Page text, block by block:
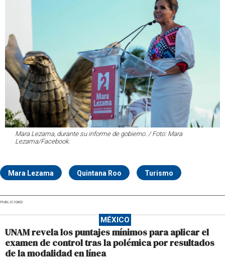
Mara Lezama, durante su informe de gobierno. / Foto: Mara
Lezama/Facebook.
Mara Lezama Quintana Roo Turismo
PUBLICIDAD
MÉXICO
UNAM revela los puntajes mínimos para aplicar el
examen de control tras la polémica por resultados
de la modalidad en línea